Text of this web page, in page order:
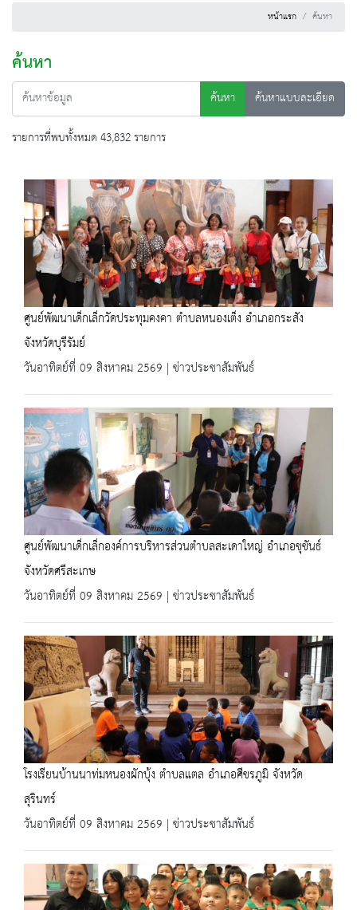
หน้าแรก ค้นหา
ค้นหา
ค้นหา
ค้นหาแบบละเอียด
รายการที่พบทั้งหมด 43,832 รายการ
ศูนย์พัฒนาเด็กเล็กวัดประทุมคงคา ตำบลหนองเต็ง อำเภอกระสัง
จังหวัดบุรีรัมย์
วันอาทิตย์ที่ 09 สิงหาคม 2569 | ข่าวประชาสัมพันธ์
ศูนย์พัฒนาเด็กเล็กองค์การบริหารส่วนตำบลสะเดาใหญ่ อำเภอขุขันธ์
จังหวัดศรีสะเกษ
วันอาทิตย์ที่ 09 สิงหาคม 2569 | ข่าวประชาสัมพันธ์
โรงเรียนบ้านนาท่มหนองผักบุ้ง ตำบลแตล อำเภอศีขรภูมิ จังหวัด
สุรินทร์
วันอาทิตย์ที่ 09 สิงหาคม 2569 | ข่าวประชาสัมพันธ์